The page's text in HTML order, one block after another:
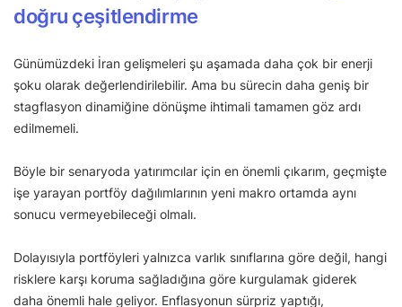
doğru çeşitlendirme
Günümüzdeki İran gelişmeleri şu aşamada daha çok bir enerji
şoku olarak değerlendirilebilir. Ama bu sürecin daha geniş bir
stagflasyon dinamiğine dönüşme ihtimali tamamen göz ardı
edilmemeli.
Böyle bir senaryoda yatırımcılar için en önemli çıkarım, geçmişte
işe yarayan portföy dağılımlarının yeni makro ortamda aynı
sonucu vermeyebileceği olmalı.
Dolayısıyla portföyleri yalnızca varlık sınıflarına göre değil, hangi
risklere karşı koruma sağladığına göre kurgulamak giderek
daha önemli hale geliyor. Enflasyonun sürpriz yaptığı,